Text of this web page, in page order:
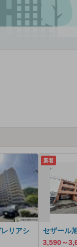
リアシ
新着
セザール
3,590～